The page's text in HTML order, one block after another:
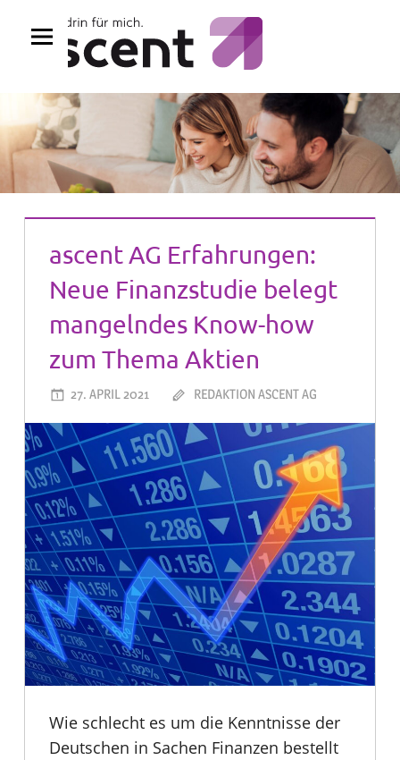
Inhalt
ascent AG Erfahrungen:
Neue Finanzstudie belegt
mangelndes Know-how
zum Thema Aktien
27. APRIL 2021 REDAKTION ASCENT AG
Wie schlecht es um die Kenntnisse der
Deutschen in Sachen Finanzen bestellt